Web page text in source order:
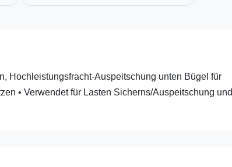
Hochleistungsfracht-Auspeitschung unten Bügel für
• Verwendet für Lasten Sicherns/Auspeitschung und